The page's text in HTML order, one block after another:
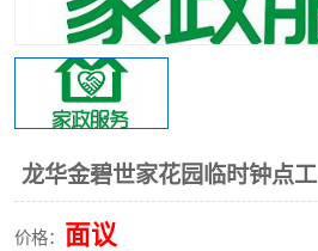
龙华金碧世家花园临时钟点工
价格： 面议